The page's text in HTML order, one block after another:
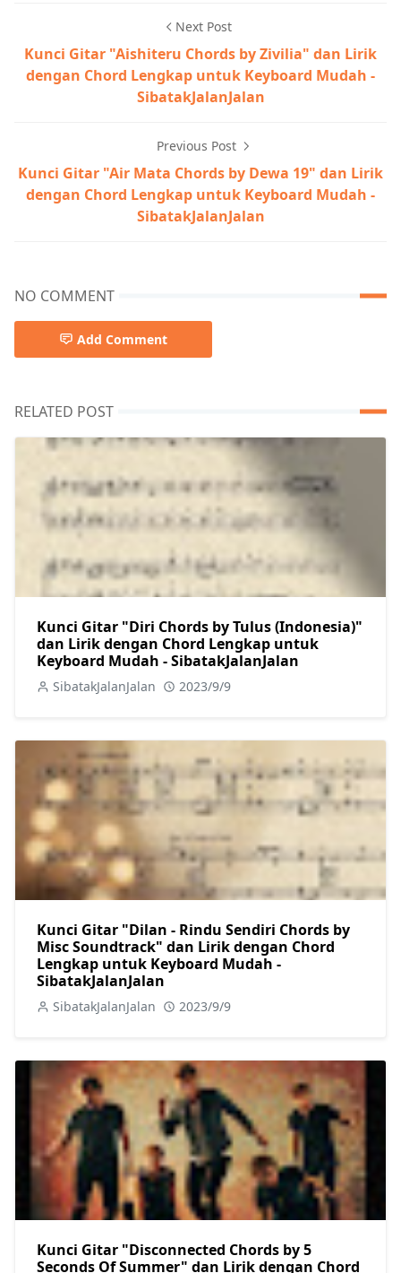
Next Post
Kunci Gitar "Aishiteru Chords by Zivilia" dan Lirik
dengan Chord Lengkap untuk Keyboard Mudah -
SibatakJalanJalan
Previous Post
Kunci Gitar "Air Mata Chords by Dewa 19" dan Lirik
dengan Chord Lengkap untuk Keyboard Mudah -
SibatakJalanJalan
NO COMMENT
Add Comment
RELATED POST
Kunci Gitar "Diri Chords by Tulus (Indonesia)"
dan Lirik dengan Chord Lengkap untuk
Keyboard Mudah - SibatakJalanJalan
SibatakJalanJalan 2023/9/9
Kunci Gitar "Dilan - Rindu Sendiri Chords by
Misc Soundtrack" dan Lirik dengan Chord
Lengkap untuk Keyboard Mudah -
SibatakJalanJalan
SibatakJalanJalan 2023/9/9
Kunci Gitar "Disconnected Chords by 5
Seconds Of Summer" dan Lirik dengan Chord